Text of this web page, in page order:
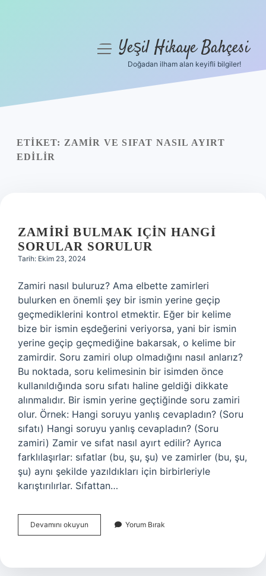
Yasal Uyarı
menüyüYeşil Hikaye Bahçesi
Doğadan ilham alan keyifli bilgiler!
ETIKET: ZAMIR VE SIFAT NASIL AYIRT
EDILIR
ZAMIRI BULMAK IÇIN HANGI
SORULAR SORULUR
Tarih: Ekim 23, 2024
Zamiri nasıl buluruz? Ama elbette zamirleri
bulurken en önemli şey bir ismin yerine geçip
geçmediklerini kontrol etmektir. Eğer bir kelime
bize bir ismin eşdeğerini veriyorsa, yani bir ismin
yerine geçip geçmediğine bakarsak, o kelime bir
zamirdir. Soru zamiri olup olmadığını nasıl anlarız?
Bu noktada, soru kelimesinin bir isimden önce
kullanıldığında soru sıfatı haline geldiği dikkate
alınmalıdır. Bir ismin yerine geçtiğinde soru zamiri
olur. Örnek: Hangi soruyu yanlış cevapladın? (Soru
sıfatı) Hangi soruyu yanlış cevapladın? (Soru
zamiri) Zamir ve sıfat nasıl ayırt edilir? Ayrıca
farklılaşırlar: sıfatlar (bu, şu, şu) ve zamirler (bu, şu,
şu) aynı şekilde yazıldıkları için birbirleriyle
karıştırılırlar. Sıfattan…
Devamını okuyun
Bulmak
Sorular
Yorum Bırak